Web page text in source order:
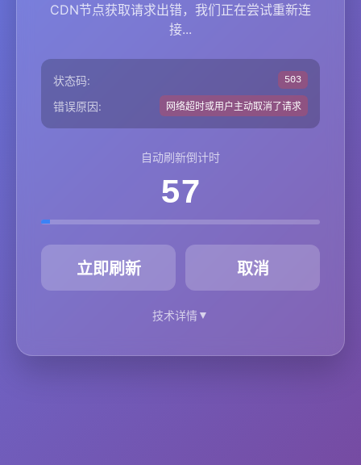
CDN节点获取请求出错，我们正在尝试重新连
接...
状态码: 503
错误原因: 网络超时或用户主动取消了请求
自动刷新倒计时
57
立即刷新 取消
技术详情▼